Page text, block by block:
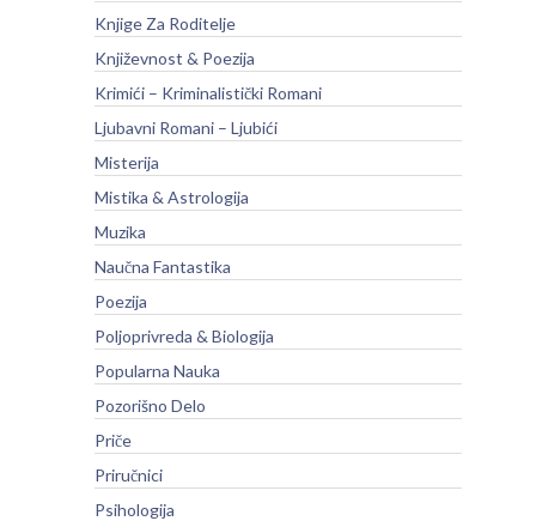
Knjige Za Roditelje
Književnost & Poezija
Krimići – Kriminalistički Romani
Ljubavni Romani – Ljubići
Misterija
Mistika & Astrologija
Muzika
Naučna Fantastika
Poezija
Poljoprivreda & Biologija
Popularna Nauka
Pozorišno Delo
Priče
Priručnici
Psihologija